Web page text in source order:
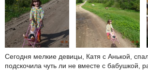
Сегодня мелкие девицы, Катя с Анькой,
подскочила чуть ли не вместе с бабушкой,